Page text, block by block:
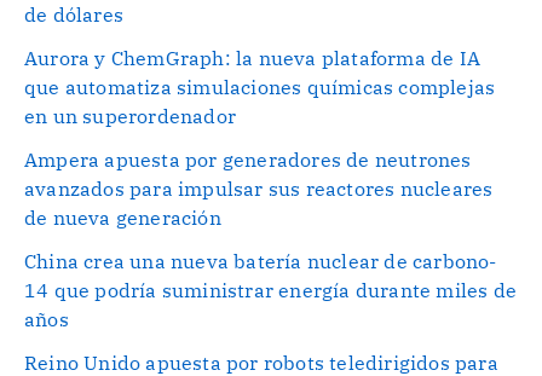
de dólares
Aurora y ChemGraph: la nueva plataforma de IA
que automatiza simulaciones químicas complejas
en un superordenador
Ampera apuesta por generadores de neutrones
avanzados para impulsar sus reactores nucleares
de nueva generación
China crea una nueva batería nuclear de carbono-
14 que podría suministrar energía durante miles de
años
Reino Unido apuesta por robots teledirigidos para